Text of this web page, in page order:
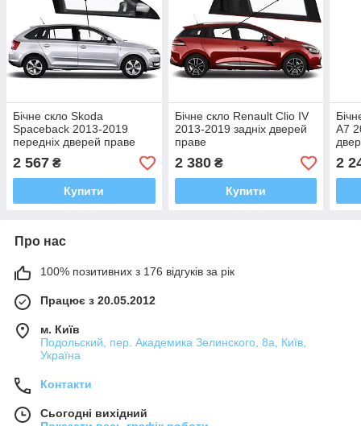
Бічне скло Skoda
Spaceback 2013-2019
передніх дверей праве
2 567 ₴
Купити
Бічне скло Renault Clio IV
2013-2019 задніх дверей
праве
2 380₴
Купити
A7
2
Про нас
100% позитивних з 176 відгуків за рік
Працює з 20.05.2012
м. Київ
Подольский, пер. Академика Зелинского, 8а, Київ,
Україна
Контакти
Сьогодні вихідний